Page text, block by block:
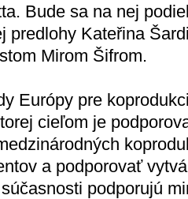
Bude sa na nej
predlohy Kateřina
Mirom Šifrom.
Európy pre
cieľom je
a podporovať
podporujú